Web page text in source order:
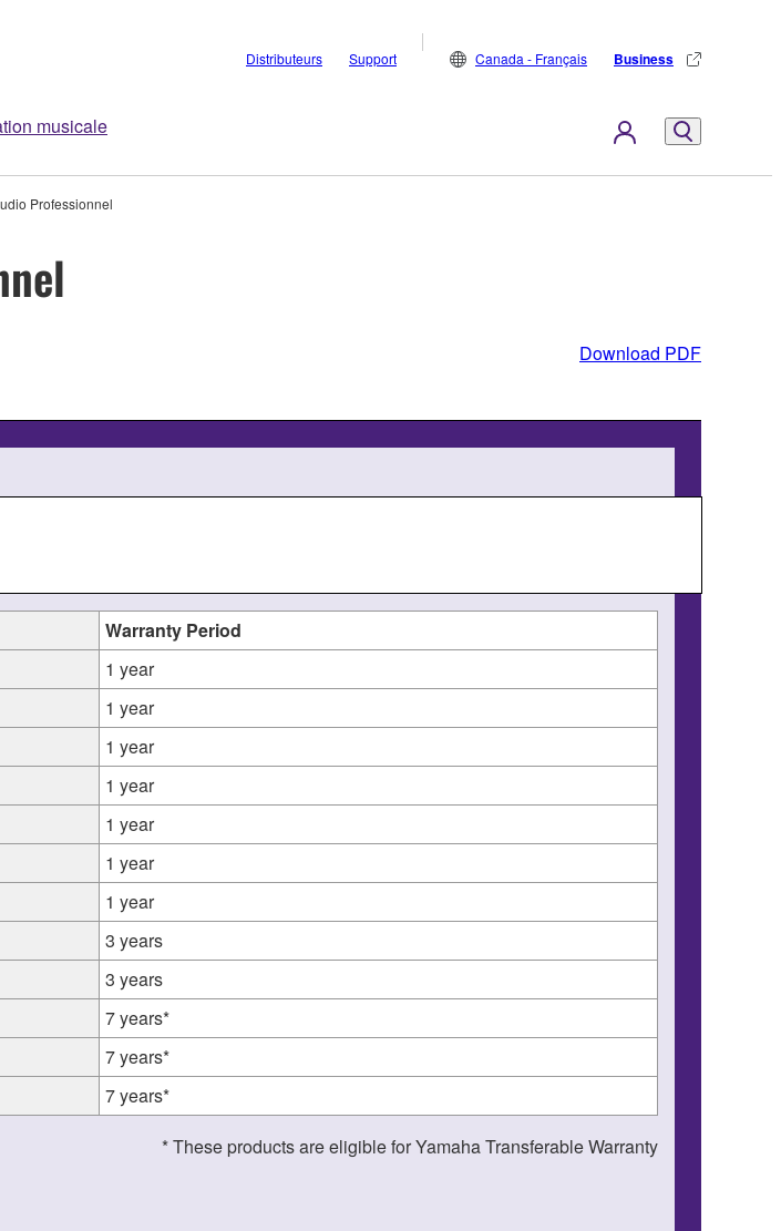
musicale
Distributeurs Support Canada - Français Business
Professionnel
Download PDF
Warranty Period
1 year
1 year
1 year
1 year
1 year
1 year
1 year
3 years
3 years
7 years*
7 years*
7 years*
* These products are eligible for Yamaha Transferable Warranty